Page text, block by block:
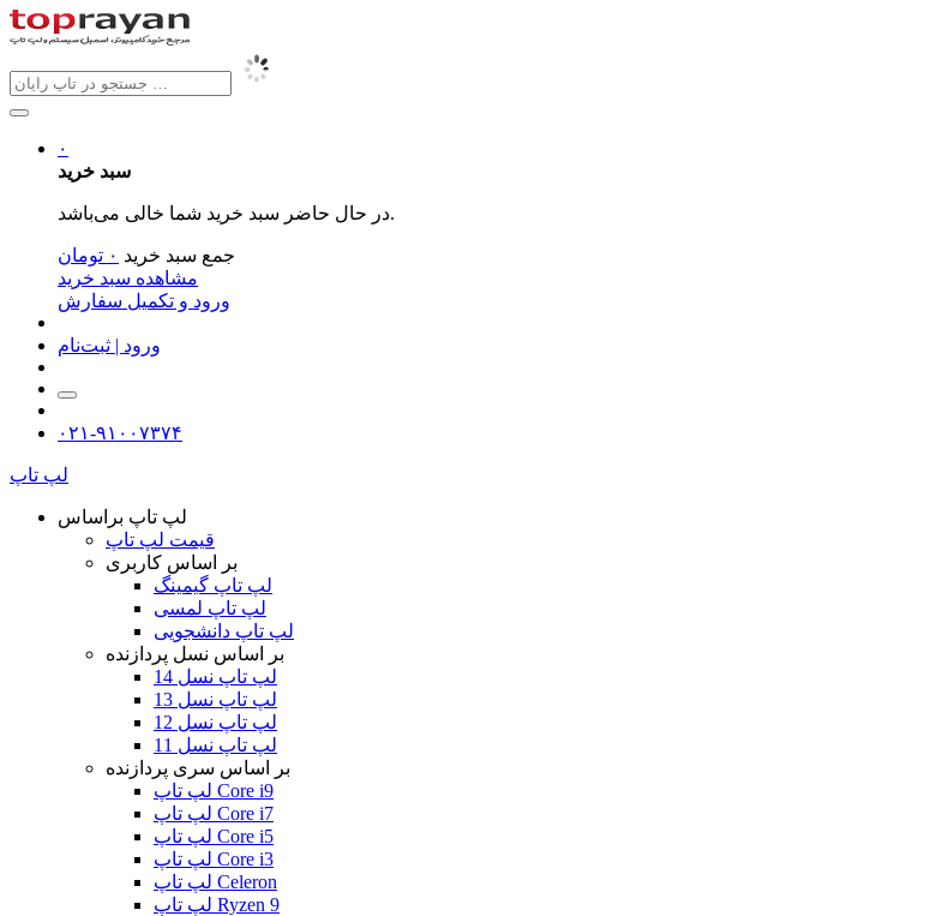
۰
سبد خرید
در حال حاضر سبد خرید شما خالی می‌باشد.
جمع سبد خرید ۰ تومان
مشاهده سبد خرید
ورود و تکمیل سفارش
ورود | ثبت‌نام
۰۲۱-۹۱۰۰۷۳۷۴
لپ تاپ
لپ تاپ براساس
قیمت لپ تاپ
بر اساس کاربری
لپ تاپ گیمینگ
لپ تاپ لمسی
لپ تاپ دانشجویی
بر اساس نسل پردازنده
لپ تاپ نسل 14
لپ تاپ نسل 13
لپ تاپ نسل 12
لپ تاپ نسل 11
بر اساس سری پردازنده
لپ تاپ Core i9
لپ تاپ Core i7
لپ تاپ Core i5
لپ تاپ Core i3
لپ تاپ Celeron
لپ تاپ Ryzen 9